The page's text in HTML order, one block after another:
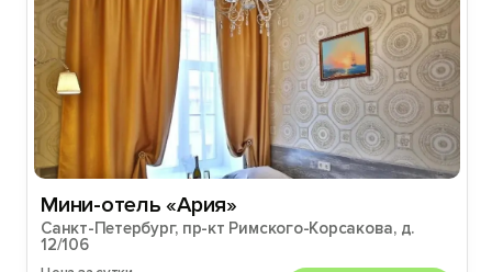
Мини-отель «Ария»
Санкт-Петербург, пр-кт Римского-Корсакова, д.
12/106